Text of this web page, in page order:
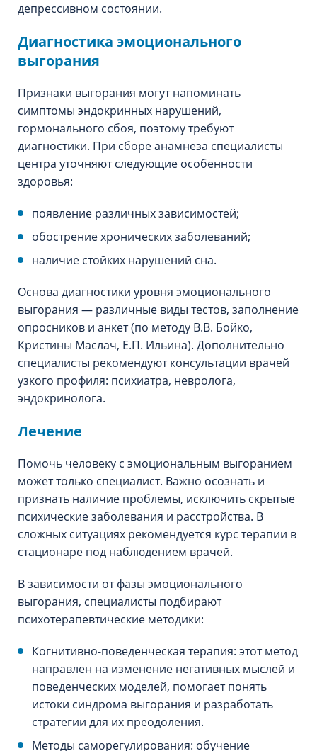
депрессивном состоянии.
Диагностика эмоционального
выгорания
Признаки выгорания могут напоминать
симптомы эндокринных нарушений,
гормонального сбоя, поэтому требуют
диагностики. При сборе анамнеза специалисты
центра уточняют следующие особенности
здоровья:
появление различных зависимостей;
обострение хронических заболеваний;
наличие стойких нарушений сна.
Основа диагностики уровня эмоционального
выгорания — различные виды тестов, заполнение
опросников и анкет (по методу В.В. Бойко,
Кристины Маслач, Е.П. Ильина). Дополнительно
специалисты рекомендуют консультации врачей
узкого профиля: психиатра, невролога,
эндокринолога.
Лечение
Помочь человеку с эмоциональным выгоранием
может только специалист. Важно осознать и
признать наличие проблемы, исключить скрытые
психические заболевания и расстройства. В
сложных ситуациях рекомендуется курс терапии в
стационаре под наблюдением врачей.
В зависимости от фазы эмоционального
выгорания, специалисты подбирают
психотерапевтические методики:
Когнитивно-поведенческая терапия: этот метод
направлен на изменение негативных мыслей и
поведенческих моделей, помогает понять
истоки синдрома выгорания и разработать
стратегии для их преодоления.
Методы саморегулирования: обучение